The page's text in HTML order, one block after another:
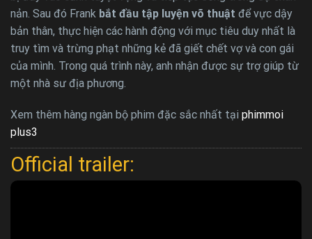
nản. Sau đó Frank bắt đầu tập luyện võ thuật để vực dậy
bản thân, thực hiện các hành động với mục tiêu duy nhất là
truy tìm và trừng phạt những kẻ đã giết chết vợ và con gái
của mình. Trong quá trình này, anh nhận được sự trợ giúp từ
một nhà sư địa phương.
Xem thêm hàng ngàn bộ phim đặc sắc nhất tại phimmoi
plus3
Official trailer: